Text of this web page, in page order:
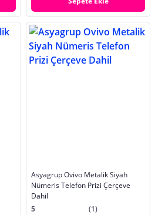
Asyagrup Ovivo Metalik Siyah
Nümeris Telefon Prizi Çerçeve
Dahil
5
(1)